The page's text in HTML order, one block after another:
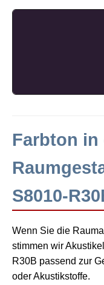
Farbton in
S8010-
Wenn Sie die
stimmen wir
R30B passend zur
oder Akustikstoffe.